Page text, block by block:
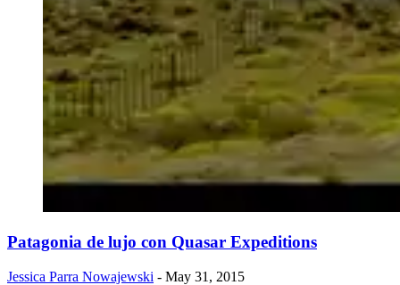
Patagonia de lujo con Quasar Expeditions
Jessica Parra Nowajewski - May 31, 2015